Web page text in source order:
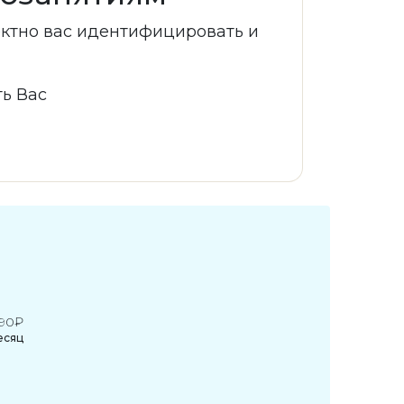
вас идентифицировать и
Вас
₽